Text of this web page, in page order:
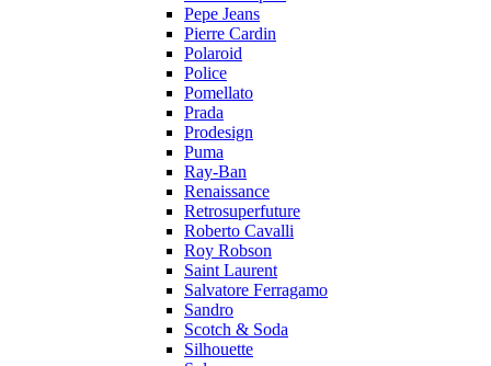
Pepe Jeans
Pierre Cardin
Polaroid
Police
Pomellato
Prada
Prodesign
Puma
Ray-Ban
Renaissance
Retrosuperfuture
Roberto Cavalli
Roy Robson
Saint Laurent
Salvatore Ferragamo
Sandro
Scotch & Soda
Silhouette